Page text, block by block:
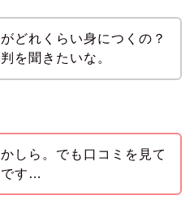
どれくらい身につくの？
を聞きたいな。
しら。でも口コミを見て
です…